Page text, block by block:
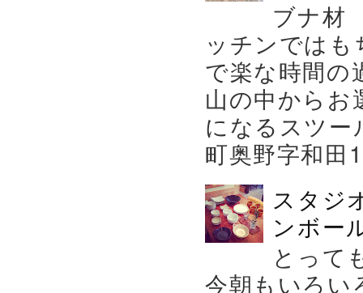
ブナ材
ッチンでは
で楽な時間の
山の中から
になるスツー
町奥野字和
スタジ
ンボー
とって
今朝もいろい